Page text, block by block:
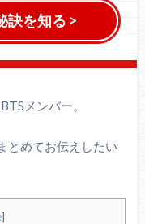
訣を知る >
メンバー。
とめてお伝えしたい
]